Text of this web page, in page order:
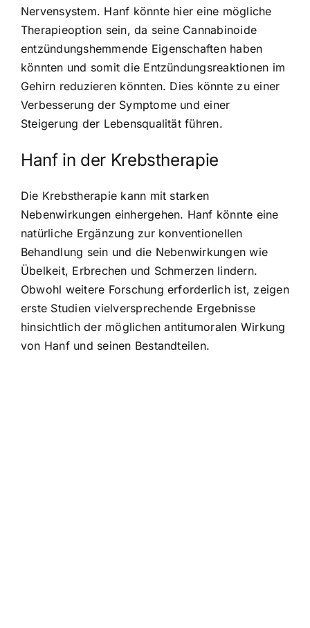
Nervensystem. Hanf könnte hier eine mögliche
Therapieoption sein, da seine Cannabinoide
entzündungshemmende Eigenschaften haben
könnten und somit die Entzündungsreaktionen im
Gehirn reduzieren könnten. Dies könnte zu einer
Verbesserung der Symptome und einer
Steigerung der Lebensqualität führen.
Hanf in der Krebstherapie
Die Krebstherapie kann mit starken
Nebenwirkungen einhergehen. Hanf könnte eine
natürliche Ergänzung zur konventionellen
Behandlung sein und die Nebenwirkungen wie
Übelkeit, Erbrechen und Schmerzen lindern.
Obwohl weitere Forschung erforderlich ist, zeigen
erste Studien vielversprechende Ergebnisse
hinsichtlich der möglichen antitumoralen Wirkung
von Hanf und seinen Bestandteilen.